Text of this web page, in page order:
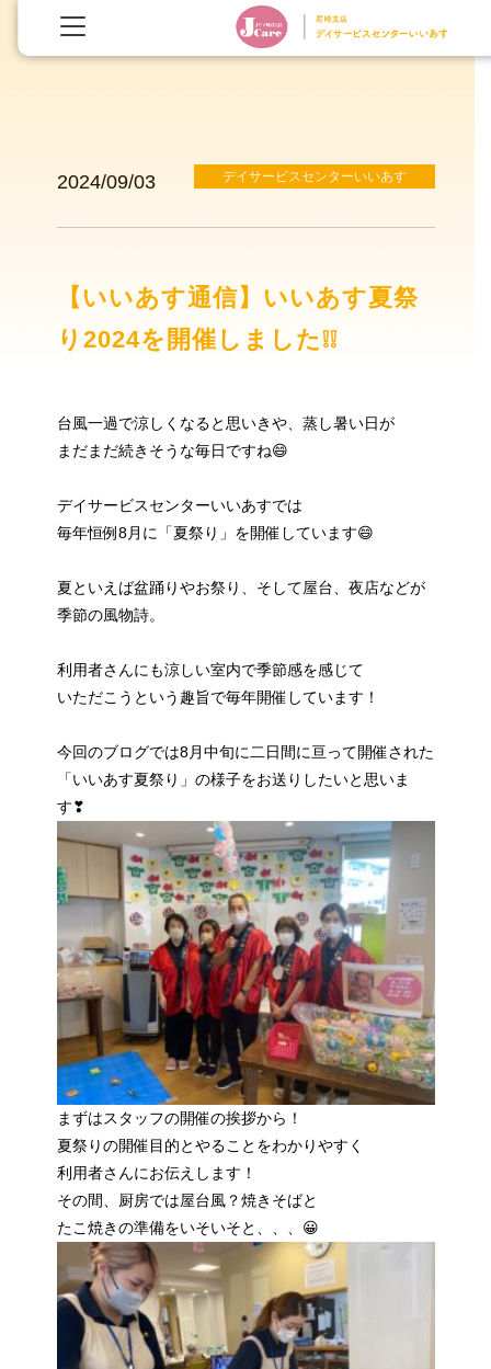
2024/09/03 デイサービスセンターいいあす
【いいあす通信】いいあす夏祭
り2024を開催しました❕❕
台風一過で涼しくなると思いきや、蒸し暑い日が
まだまだ続きそうな毎日ですね😄
デイサービスセンターいいあすでは
毎年恒例8月に「夏祭り」を開催しています😄
夏といえば盆踊りやお祭り、そして屋台、夜店などが
季節の風物詩。
利用者さんにも涼しい室内で季節感を感じて
いただこうという趣旨で毎年開催しています！
今回のブログでは8月中旬に二日間に亘って開催された
「いいあす夏祭り」の様子をお送りしたいと思いま
す❣
まずはスタッフの開催の挨拶から！
夏祭りの開催目的とやることをわかりやすく
利用者さんにお伝えします！
その間、厨房では屋台風？焼きそばと
たこ焼きの準備をいそいそと、、、😀